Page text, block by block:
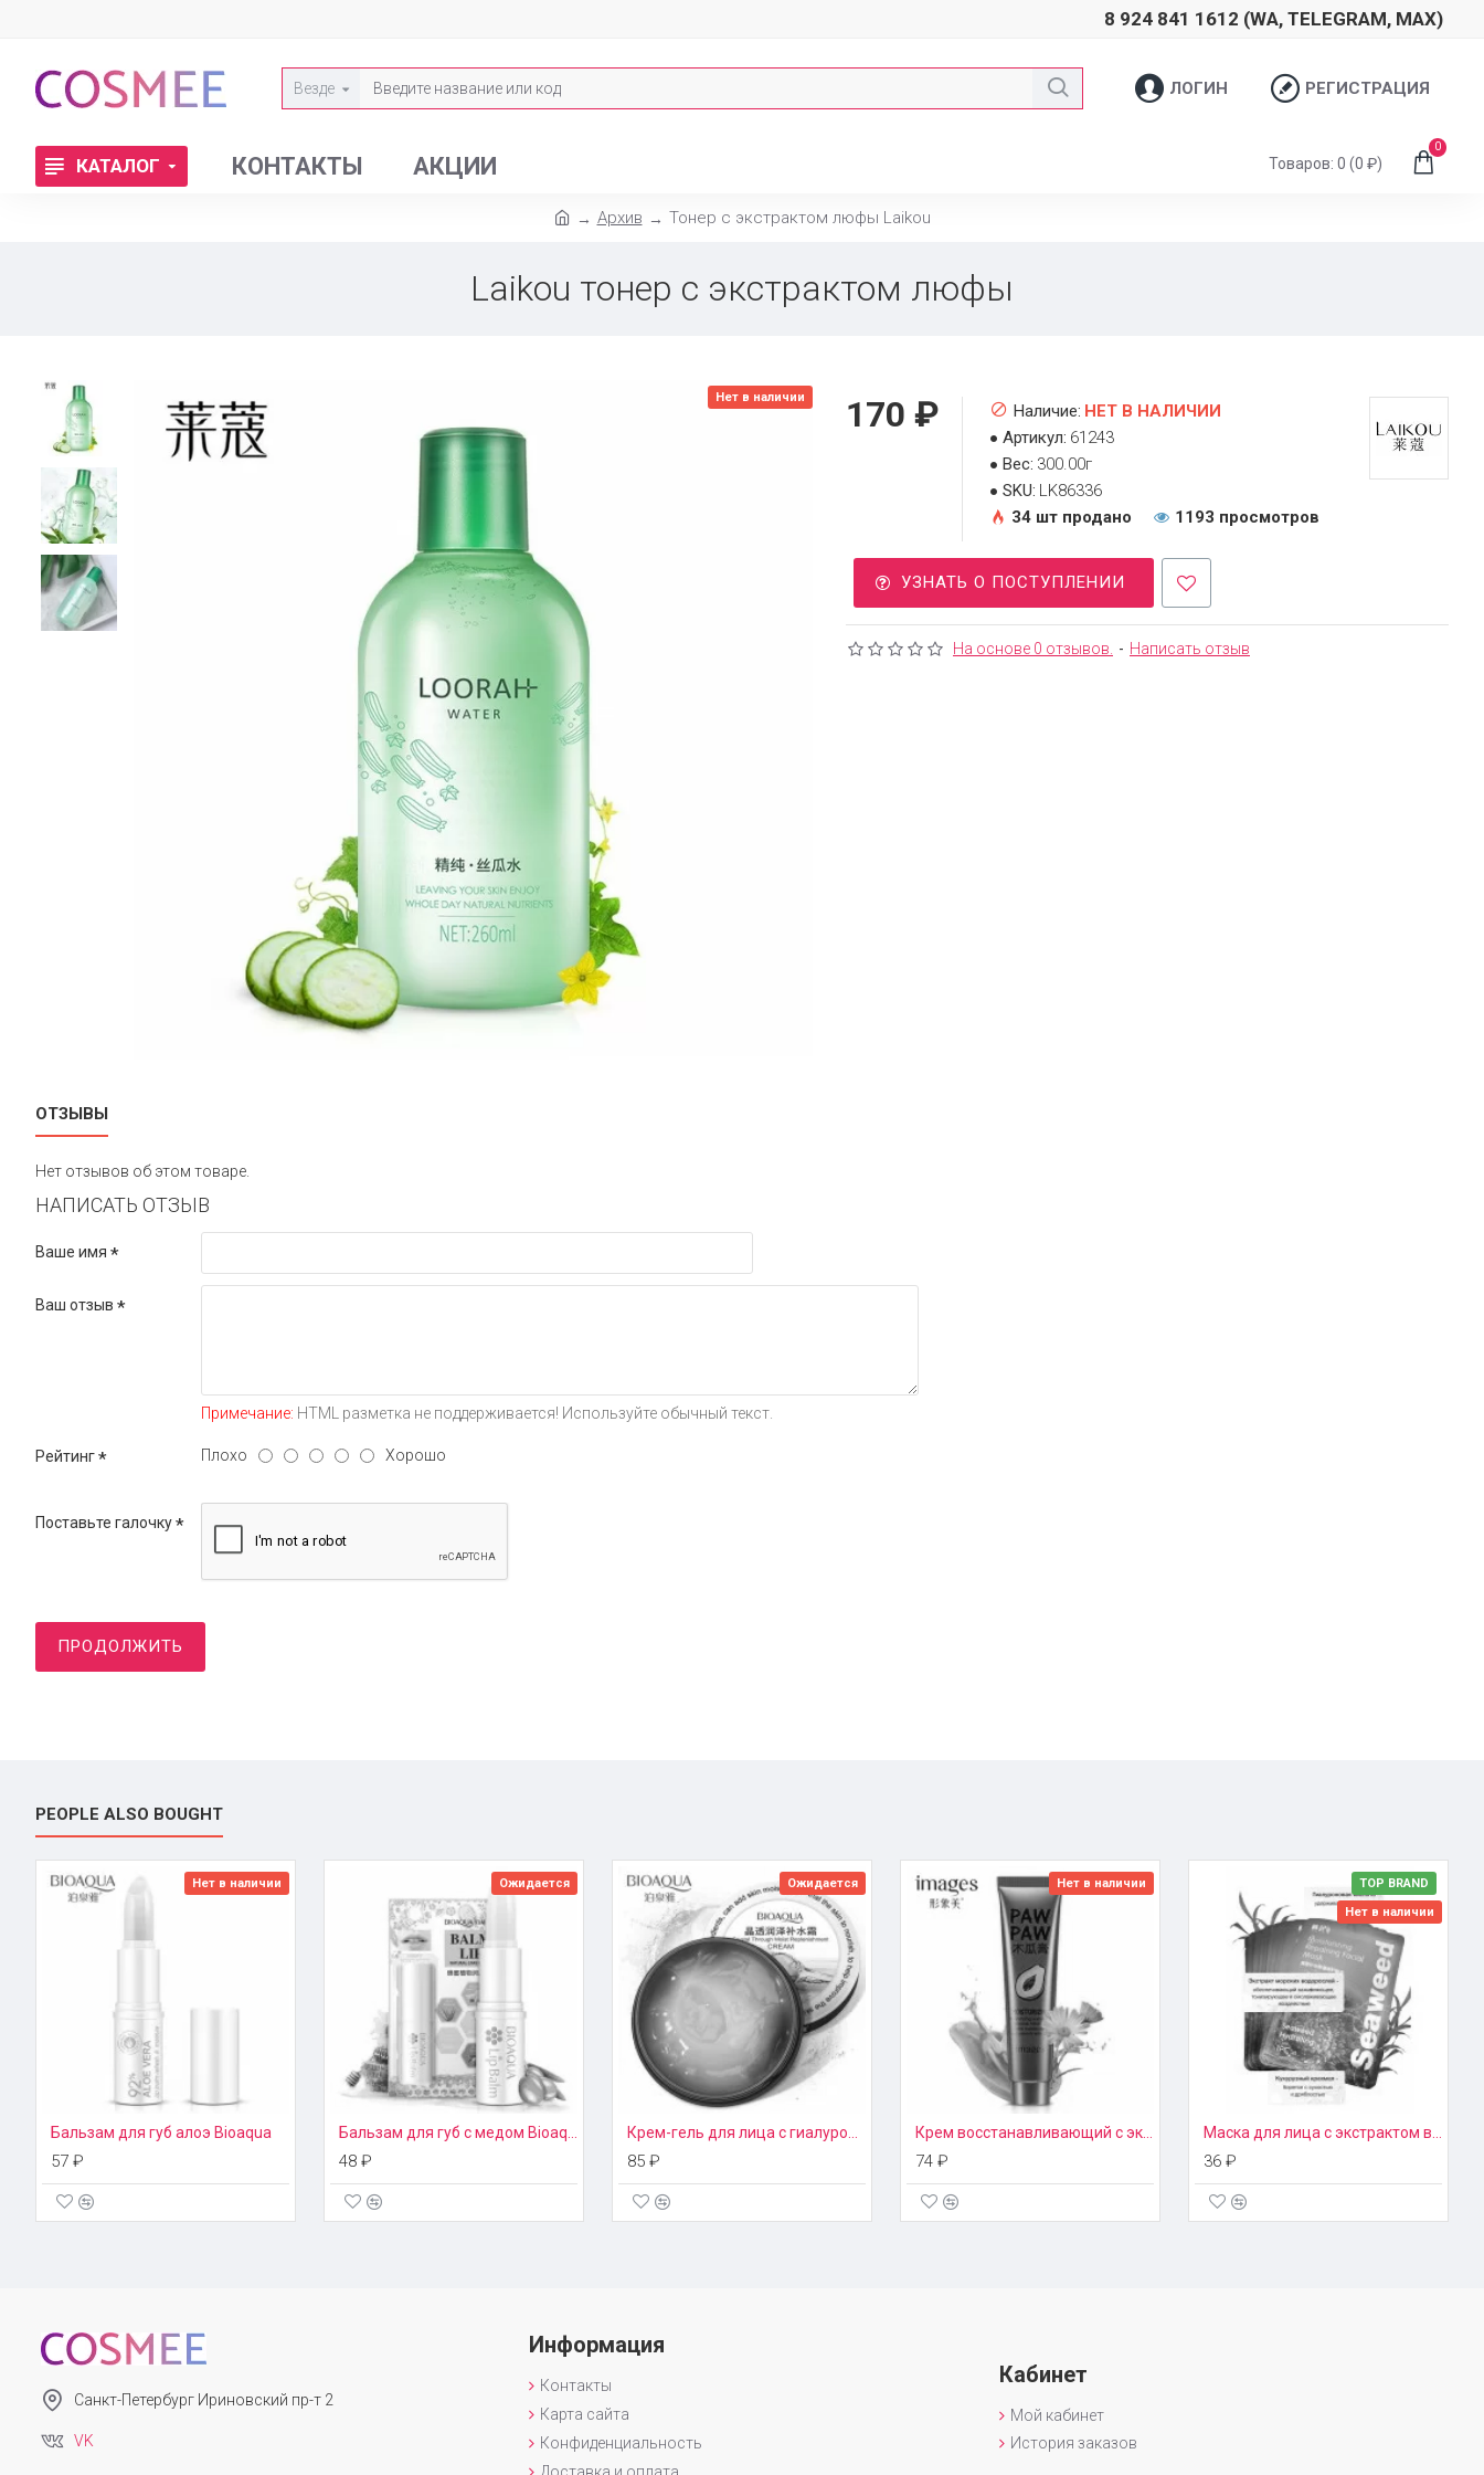
8 924 841 1612 (WA, TELEGRAM, MAX)
Везде ЛОГИН РЕГИСТРАЦИЯ
КАТАЛОГ КОНТАКТЫ АКЦИИ Товаров: 0 (0 ₽)
0
Архив Тонер с экстрактом люфы Laikou
Laikou тонер с экстрактом люфы
Нет в наличии
На основе 0 отзывов. - Написать отзыв
170 ₽ Наличие: НЕТ В НАЛИЧИИ
Артикул: 61243
Вес: 300.00г
SKU: LK86336
34 шт продано
1193 просмотров
УЗНАТЬ О ПОСТУПЛЕНИИ
ОТЗЫВЫ
Нет отзывов об этом товаре.
НАПИСАТЬ ОТЗЫВ
Ваше имя
Ваш отзыв
Примечание: HTML разметка не поддерживается! Используйте обычный текст.
Рейтинг Плохо Хорошо
Поставьте галочку
ПРОДОЛЖИТЬ
PEOPLE ALSO BOUGHT
Нет в наличии
Бальзам для губ алоэ Bioaqua
57 ₽
Ожидается
48 ₽
Ожидается
85 ₽
Нет в наличии
74 ₽
TOP BRAND
Нет в наличии
36 ₽
Санкт-Петербург Ириновский пр-т 2
VK
Информация
Контакты
Карта сайта
Конфиденциальность
Кабинет
Мой кабинет
История заказов